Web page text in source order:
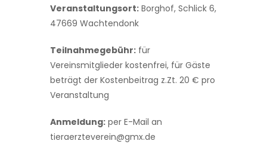
Veranstaltungsort: Borghof, Schlick 6,
47669 Wachtendonk
Teilnahmegebühr: für
Vereinsmitglieder kostenfrei, für Gäste
beträgt der Kostenbeitrag z.Zt. 20 € pro
Veranstaltung
Anmeldung: per E-Mail an
tieraerzteverein@gmx.de